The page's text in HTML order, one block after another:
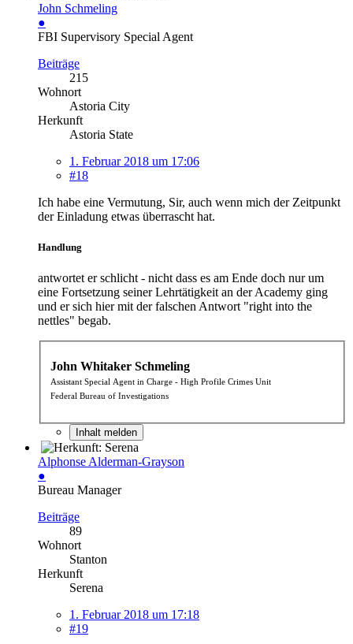
John Schmeling
●
FBI Supervisory Special Agent
Beiträge
215
Wohnort
Astoria City
Herkunft
Astoria State
1. Februar 2018 um 17:06
#18
Ich habe eine Vermutung, Sir, auch wenn mich der Zeitpunkt
der Einladung etwas überrascht hat.
Handlung
antwortet er schlicht - nicht dass es am Ende doch nur um
eine Fortsetzung seiner Lehrtätigkeit an der Academy ging
und er sich hier mit der falschen Antwort "right into the
nettles" begab.
John Whitaker Schmeling
Assistant Special Agent in Charge - High Profile Crimes Unit
Federal Bureau of Investigations
Inhalt melden
Alphonse Alderman-Grayson
●
Bureau Manager
Beiträge
89
Wohnort
Stanton
Herkunft
Serena
1. Februar 2018 um 17:18
#19